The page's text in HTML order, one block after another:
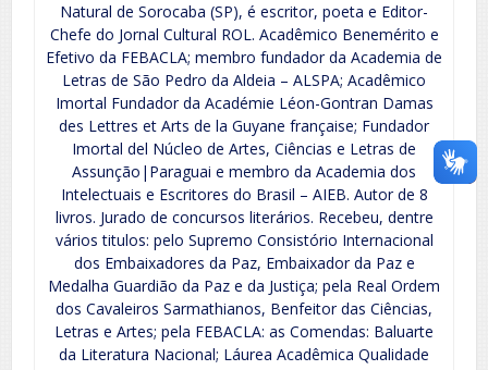
Natural de Sorocaba (SP), é escritor, poeta e Editor-
Chefe do Jornal Cultural ROL. Acadêmico Benemérito e
Efetivo da FEBACLA; membro fundador da Academia de
Letras de São Pedro da Aldeia – ALSPA; Acadêmico
Imortal Fundador da Académie Léon-Gontran Damas
des Lettres et Arts de la Guyane française; Fundador
Imortal del Núcleo de Artes, Ciências e Letras de
Assunção|Paraguai e membro da Academia dos
Intelectuais e Escritores do Brasil – AIEB. Autor de 8
livros. Jurado de concursos literários. Recebeu, dentre
vários titulos: pelo Supremo Consistório Internacional
dos Embaixadores da Paz, Embaixador da Paz e
Medalha Guardião da Paz e da Justiça; pela Real Ordem
dos Cavaleiros Sarmathianos, Benfeitor das Ciências,
Letras e Artes; pela FEBACLA: as Comendas: Baluarte
da Literatura Nacional; Láurea Acadêmica Qualidade